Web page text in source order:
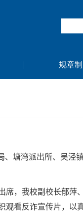
规章
、塘湾派出所、吴泾
席，我校副校长郁萍
观看反诈宣传片，以